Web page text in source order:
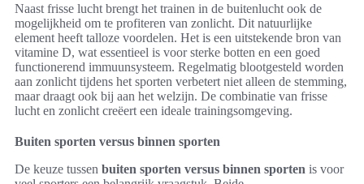
Naast frisse lucht brengt het trainen in de buitenlucht ook de
mogelijkheid om te profiteren van zonlicht. Dit natuurlijke
element heeft talloze voordelen. Het is een uitstekende bron van
vitamine D, wat essentieel is voor sterke botten en een goed
functionerend immuunsysteem. Regelmatig blootgesteld worden
aan zonlicht tijdens het sporten verbetert niet alleen de stemming,
maar draagt ook bij aan het welzijn. De combinatie van frisse
lucht en zonlicht creëert een ideale trainingsomgeving.
Buiten sporten versus binnen sporten
De keuze tussen buiten sporten versus binnen sporten is voor